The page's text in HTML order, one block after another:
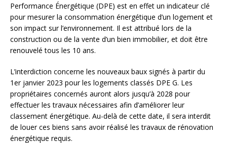
Performance Énergétique (DPE) est en effet un indicateur clé
pour mesurer la consommation énergétique d’un logement et
son impact sur l’environnement. Il est attribué lors de la
construction ou de la vente d’un bien immobilier, et doit être
renouvelé tous les 10 ans.
L’interdiction concerne les nouveaux baux signés à partir du
1er janvier 2023 pour les logements classés DPE G. Les
propriétaires concernés auront alors jusqu’à 2028 pour
effectuer les travaux nécessaires afin d’améliorer leur
classement énergétique. Au-delà de cette date, il sera interdit
de louer ces biens sans avoir réalisé les travaux de rénovation
énergétique requis.